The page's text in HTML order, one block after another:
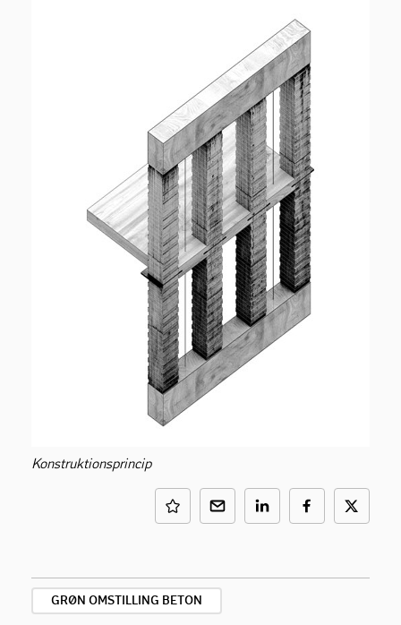
Konstruktionsprincip
GRØN OMSTILLING BETON